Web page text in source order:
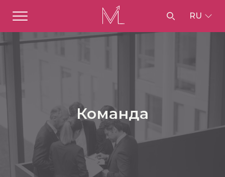
RU
Команда